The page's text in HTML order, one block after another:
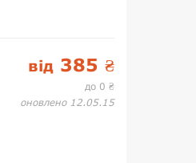
від 385 ₴
до 0 ₴
оновлено 12.05.15